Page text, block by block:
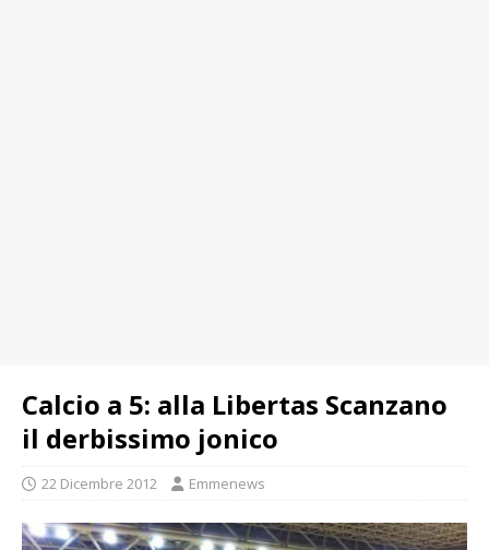
Calcio a 5: alla Libertas Scanzano
il derbissimo jonico
22 Dicembre 2012 Emmenews